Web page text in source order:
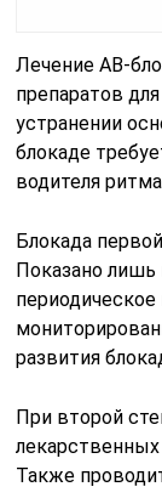
Лечение АВ-
препаратов
устранении
блокаде
водителя
Блокада
Показано лишь
развития
При второй
Также